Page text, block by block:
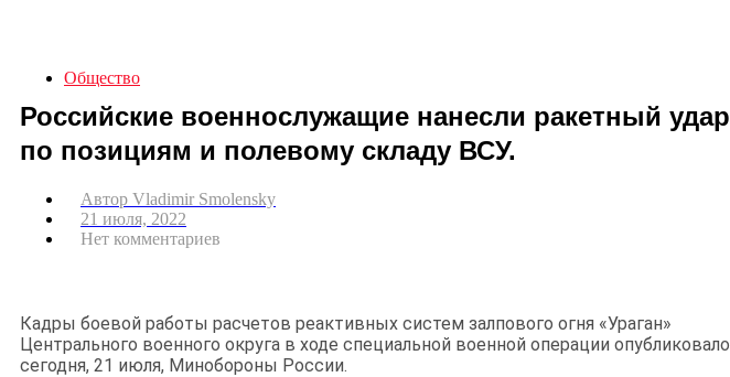
Общество
Российские военнослужащие нанесли ракетный удар
по позициям и полевому складу ВСУ.
Автор Vladimir Smolensky
21 июля, 2022
Нет комментариев
Кадры боевой работы расчетов реактивных систем залпового огня «Ураган»
Центрального военного округа в ходе специальной военной операции опубликовало
сегодня, 21 июля, Минобороны России.